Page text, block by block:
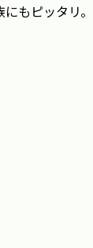
もピッタリ。